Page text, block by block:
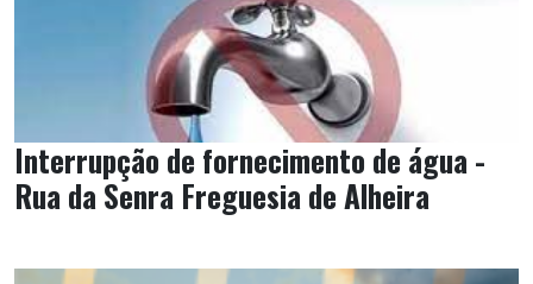
Interrupção de fornecimento de água -
Rua da Senra Freguesia de Alheira